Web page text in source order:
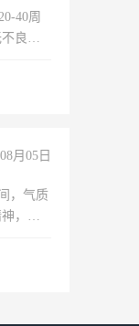
40周
良嗜
每月
08月05日
，气质
，有